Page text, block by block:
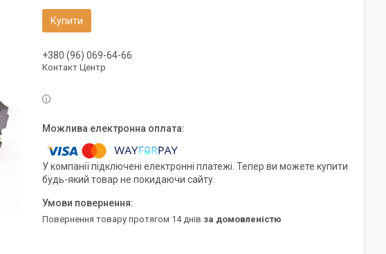
Купити
+380 (96) 069-64-66
Контакт Центр
У компанії підключені електронні платежі. Тепер ви можете купити
будь-який товар не покидаючи сайту.
повернення товару протягом 14 днів за домовленістю